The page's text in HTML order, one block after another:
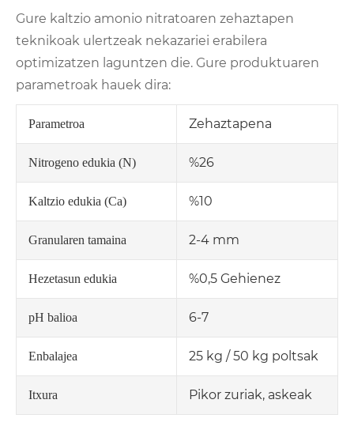
Gure kaltzio amonio nitratoaren zehaztapen
teknikoak ulertzeak nekazariei erabilera
optimizatzen laguntzen die. Gure produktuaren
parametroak hauek dira:
Parametroa Zehaztapena
Nitrogeno edukia (N) %26
Kaltzio edukia (Ca) %10
Granularen tamaina 2-4 mm
Hezetasun edukia %0,5 Gehienez
pH balioa 6-7
Enbalajea 25 kg / 50 kg poltsak
Itxura Pikor zuriak, askeak